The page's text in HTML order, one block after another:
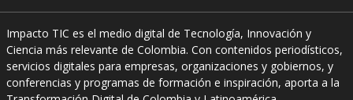
Impacto TIC es el medio digital de Tecnología, Innovación y
Ciencia más relevante de Colombia. Con contenidos periodísticos,
servicios digitales para empresas, organizaciones y gobiernos, y
conferencias y programas de formación e inspiración, aporta a la